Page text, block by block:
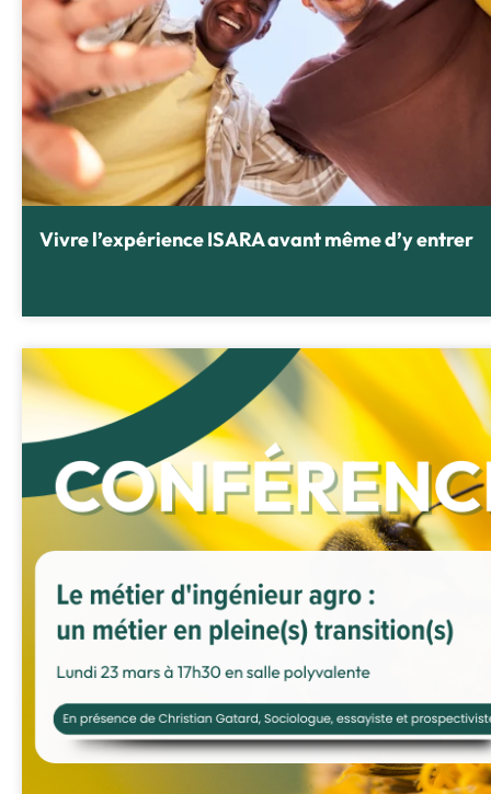
Vivre l’expérience ISARA avant même d’y entrer